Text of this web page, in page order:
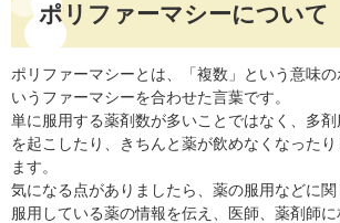
ポリファーマシーについて
ポリファーマシーとは、「複数」という意味
いうファーマシーを合わせた言葉です。
単に服用する薬剤数が多いことではなく、多
を起こしたり、きちんと薬が飲めなくなった
ます。
気になる点がありましたら、薬の服用などに関
服用している薬の情報を伝え、医師、薬剤師